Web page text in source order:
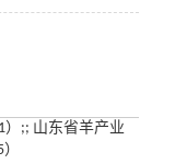
）;; 山东省羊产业